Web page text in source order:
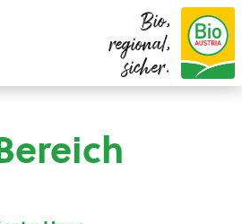
Bio,
regional,
sicher.